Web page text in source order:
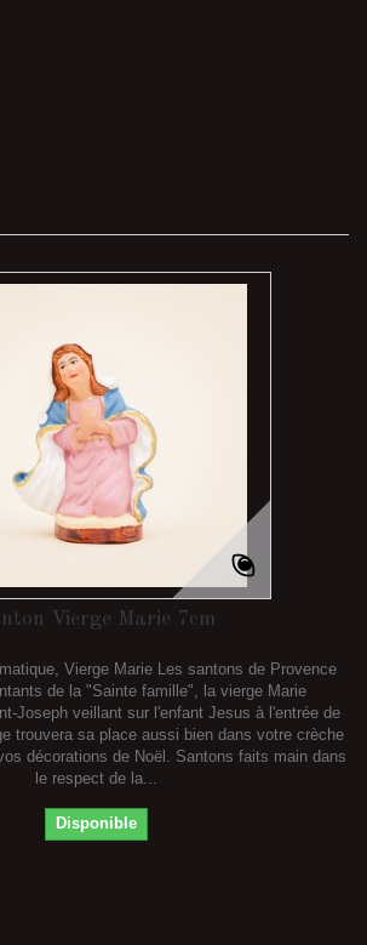
Vierge Marie 7cm
Vierge Marie Les santons de Provence
de la "Sainte famille", la vierge Marie
Joseph veillant sur l'enfant Jesus à l'entrée de
trouvera sa place aussi bien dans votre crèche
décorations de Noël. Santons faits main dans
le respect de la...
Disponible